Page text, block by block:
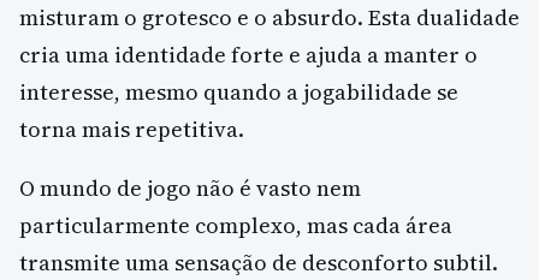
misturam o grotesco e o absurdo. Esta dualidade
cria uma identidade forte e ajuda a manter o
interesse, mesmo quando a jogabilidade se
torna mais repetitiva.
O mundo de jogo não é vasto nem
particularmente complexo, mas cada área
transmite uma sensação de desconforto subtil.